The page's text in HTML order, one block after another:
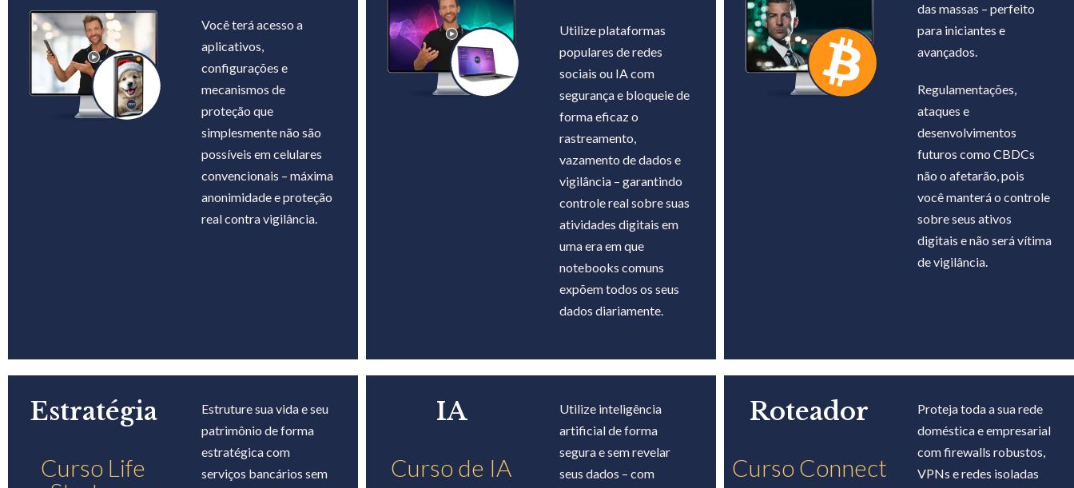
Você terá acesso a
aplicativos,
configurações e
mecanismos de
proteção que
simplesmente não são
possíveis em celulares
convencionais – máxima
anonimidade e proteção
real contra vigilância.
Utilize plataformas
populares de redes
sociais ou IA com
segurança e bloqueie de
forma eficaz o
rastreamento,
vazamento de dados e
vigilância – garantindo
controle real sobre suas
atividades digitais em
uma era em que
notebooks comuns
expõem todos os seus
dados diariamente.
das massas – perfeito
para iniciantes e
avançados.
Regulamentações,
ataques e
desenvolvimentos
futuros como CBDCs
não o afetarão, pois
você manterá o controle
sobre seus ativos
digitais e não será vítima
de vigilância.
Estratégia
Curso Life
Estruture sua vida e seu
patrimônio de forma
estratégica com
serviços bancários sem
IA
Curso de IA
Utilize inteligência
artificial de forma
segura e sem revelar
seus dados – com
Roteador
Curso Connect
Proteja toda a sua rede
doméstica e empresarial
com firewalls robustos,
VPNs e redes isoladas